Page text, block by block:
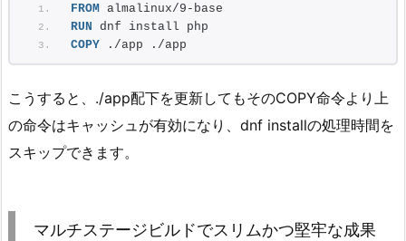
FROM
almalinux/9-base
RUN
dnf install php
COPY ./app ./app
こうすると、./app配下を更新してもそのCOPY命令より上
の命令はキャッシュが有効になり、dnf installの処理時間を
スキップできます。
マルチステージビルドでスリムかつ堅牢な成果